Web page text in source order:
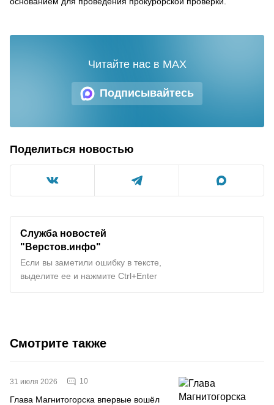
Подписывайтесь
Читайте нас в MAX
Поделиться новостью
Служба новостей
"Верстов.инфо"
Если вы заметили ошибку в тексте,
выделите ее и нажмите Ctrl+Enter
Смотрите также
31 июля 2026 10
Глава Магнитогорска впервые вошёл